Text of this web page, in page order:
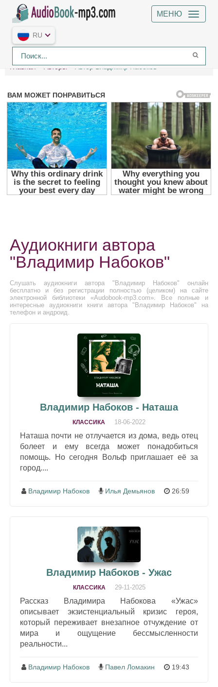
МЕНЮ
RU
Главная Авторы Автор Владимир Набоков
Аудиокниги автора
"Владимир Набоков"
Слушать аудиокниги автора "Владимир Набоков" онлайн
бесплатно и без регистрации полностью (целиком) на сайте
электронной библиотеки «Audobook-mp3.com». Все полные и
интересные аудиокниги книги автора "Владимир Набоков" на
телефон и андроид.
Владимир Набоков - Наташа
КЛАССИКА 18-06-2022
Наташа почти не отлучается из дома, ведь отец
болеет и ему всегда может понадобиться
помощь. Но сегодня Вольф приглашает её за
город....
Владимир Набоков Илья Демьянов 26:59
Владимир Набоков - Ужас
КЛАССИКА 29-11-2025
Рассказ Владимира Набокова «Ужас»
описывает экзистенциальный кризис героя,
который переживает внезапное отчуждение от
мира и ощущение бессмысленности
реальности...
Владимир Набоков Павел Ломакин 19:43